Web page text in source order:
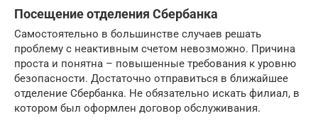
Посещение отделения Сбербанка
Самостоятельно в большинстве случаев решать
проблему с неактивным счетом невозможно. Причина
проста и понятна – повышенные требования к уровню
безопасности. Достаточно отправиться в ближайшее
отделение Сбербанка. Не обязательно искать филиал, в
котором был оформлен договор обслуживания.